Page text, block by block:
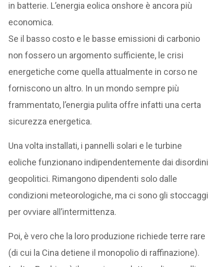
in batterie. L’energia eolica onshore è ancora più
economica.
Se il basso costo e le basse emissioni di carbonio
non fossero un argomento sufficiente, le crisi
energetiche come quella attualmente in corso ne
forniscono un altro. In un mondo sempre più
frammentato, l’energia pulita offre infatti una certa
sicurezza energetica.
Una volta installati, i pannelli solari e le turbine
eoliche funzionano indipendentemente dai disordini
geopolitici. Rimangono dipendenti solo dalle
condizioni meteorologiche, ma ci sono gli stoccaggi
per ovviare all’intermittenza.
Poi, è vero che la loro produzione richiede terre rare
(di cui la Cina detiene il monopolio di raffinazione).